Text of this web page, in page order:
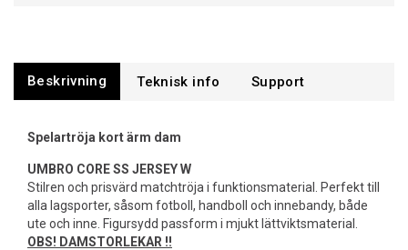
Beskrivning Support
Spelartröja kort ärm dam
UMBRO CORE SS JERSEY W
Stilren och prisvärd matchtröja i funktionsmaterial. Perfekt till
alla lagsporter, såsom fotboll, handboll och innebandy, både
ute och inne. Figursydd passform i mjukt lättviktsmaterial.
OBS! DAMSTORLEKAR !!